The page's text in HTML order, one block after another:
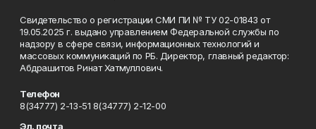
Свидетельство о регистрации СМИ ПИ № ТУ 02-01843 от
19.05.2025 г. выдано управлением Федеральной службы по
надзору в сфере связи, информационных технологий и
массовых коммуникаций по РБ. Директор, главный редактор:
Абдрашитов Ринат Хатмуллович.
Телефон
8(34777) 2-13-51 8(34777) 2-12-00
Эл. почта